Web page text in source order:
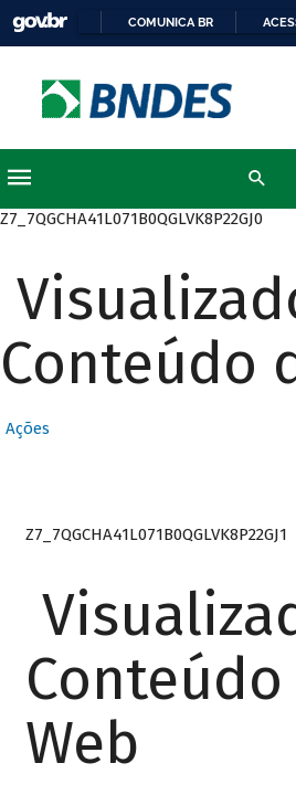
COMUNICA BR
Z7_7QGCHA41L071B0QGLVK8P22GJ0
Conteúdo
Ações
Z7_7QGCHA41L071B0QGLVK8P22GJ1
Web